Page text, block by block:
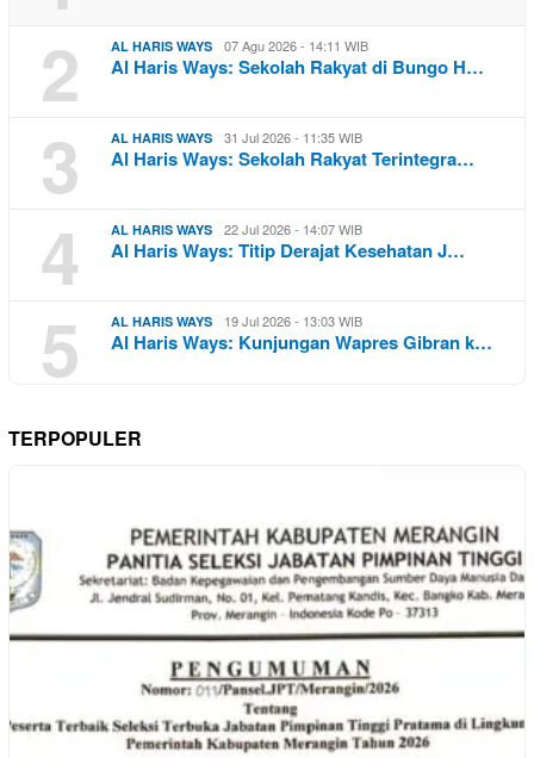
2
AL HARIS WAYS 07 Agu 2026 - 14:11 WIB
Al Haris Ways: Sekolah Rakyat di Bungo H…
3 AL HARIS WAYS 31 Jul 2026 - 11:35 WIB
Al Haris Ways: Sekolah Rakyat Terintegra…
4 AL HARIS WAYS 22 Jul 2026 - 14:07 WIB
Al Haris Ways: Titip Derajat Kesehatan J…
5 AL HARIS WAYS 19 Jul 2026 - 13:03 WIB
Al Haris Ways: Kunjungan Wapres Gibran k…
TERPOPULER